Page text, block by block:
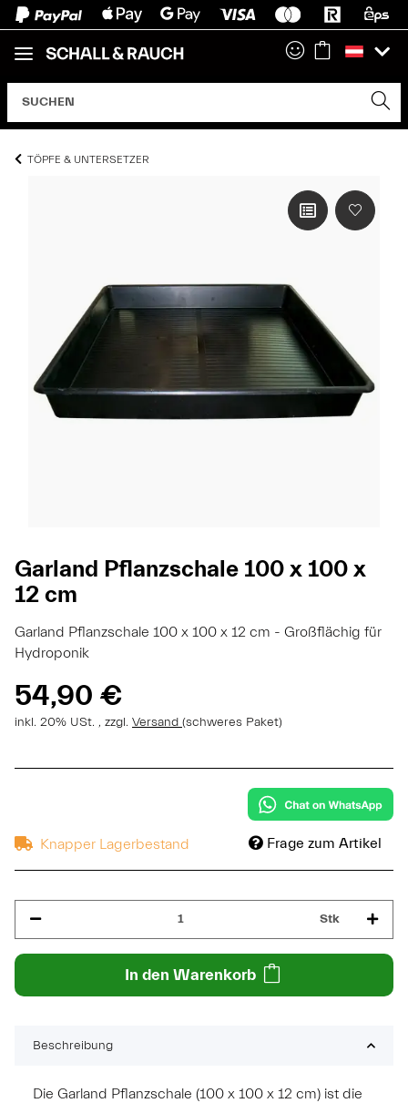
TÖPFE & UNTERSETZER
Garland Pflanzschale 100 x 100 x
12 cm
Garland Pflanzschale 100 x 100 x 12 cm - Großflächig für
Hydroponik
54,90 €
inkl. 20% USt. , zzgl. Versand (schweres Paket)
Knapper Lagerbestand Frage zum Artikel
Stk
In den Warenkorb
Beschreibung
Die Garland Pflanzschale (100 x 100 x 12 cm) ist die